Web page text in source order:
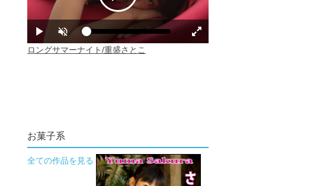
お菓子系
全ての作品を見る